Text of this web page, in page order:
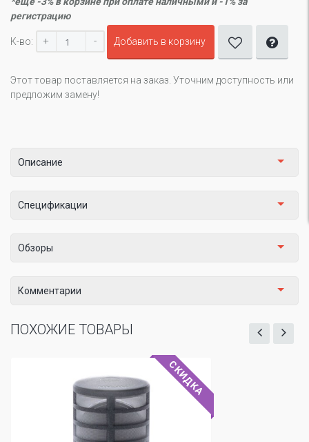
регистрацию
К-во: + - Добавить в корзину
Этот товар поставляется на заказ. Уточним доступность или
предложим замену!
Описание
Спецификации
Обзоры
Комментарии
ПОХОЖИЕ ТОВАРЫ
СКИДКА